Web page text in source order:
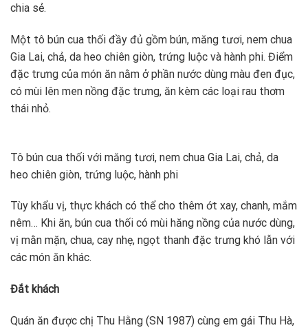
chia sẻ.
Một tô bún cua thối đầy đủ gồm bún, măng tươi, nem chua
Gia Lai, chả, da heo chiên giòn, trứng luộc và hành phi. Điểm
đặc trưng của món ăn nằm ở phần nước dùng màu đen đục,
có mùi lên men nồng đặc trưng, ăn kèm các loại rau thơm
thái nhỏ.
Tô bún cua thối với măng tươi, nem chua Gia Lai, chả, da
heo chiên giòn, trứng luộc, hành phi
Tùy khẩu vị, thực khách có thể cho thêm ớt xay, chanh, mắm
nêm… Khi ăn, bún cua thối có mùi hăng nồng của nước dùng,
vị mằn mặn, chua, cay nhẹ, ngọt thanh đặc trưng khó lẫn với
các món ăn khác.
Đắt khách
Quán ăn được chị Thu Hằng (SN 1987) cùng em gái Thu Hà,